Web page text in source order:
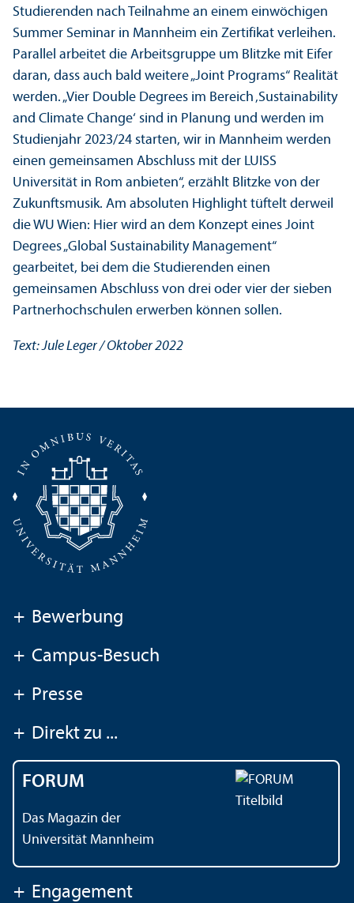
Studierenden nach Teilnahme an einem einwöchigen
Summer Seminar in Mannheim ein Zertifikat verleihen.
Parallel arbeitet die Arbeits­gruppe um Blitzke mit Eifer
daran, dass auch bald weitere „Joint Programs“ Realität
werden. „Vier Double Degrees im Bereich ‚Sustainability
and Climate Change‘ sind in Planung und werden im
Studien­jahr 2023/24 starten, wir in Mannheim werden
einen gemeinsamen Abschluss mit der LUISS
Universität in Rom anbieten“, erzählt Blitzke von der
Zukunftsmusik. Am absoluten Highlight tüftelt derweil
die WU Wien: Hier wird an dem Konzept eines Joint
Degrees „Global Sustainability Management“
gearbeitet, bei dem die Studierenden einen
gemeinsamen Abschluss von drei oder vier der sieben
Partner­hochschulen erwerben können sollen.
Text: Jule Leger / Oktober 2022
+ Bewerbung
+ Campus-Besuch
+ Presse
+ Direkt zu ...
FORUM
Das Magazin der
Universität Mannheim
+ Engagement